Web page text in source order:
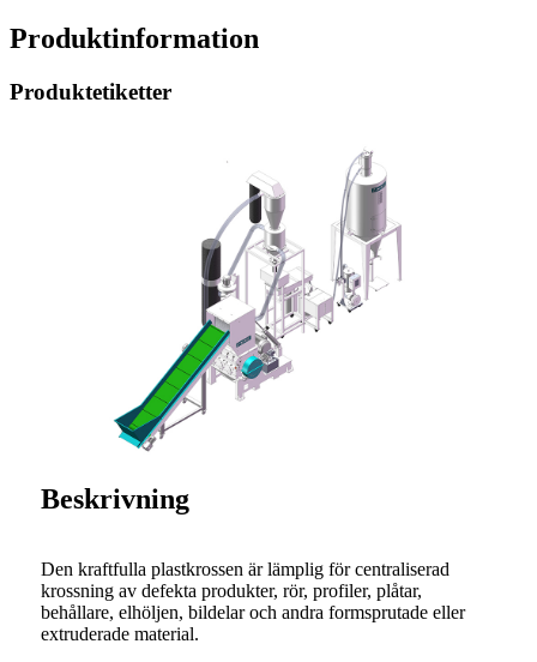
Produktinformation
Produktetiketter
Beskrivning
Den kraftfulla plastkrossen är lämplig för centraliserad
krossning av defekta produkter, rör, profiler, plåtar,
behållare, elhöljen, bildelar och andra formsprutade eller
extruderade material.